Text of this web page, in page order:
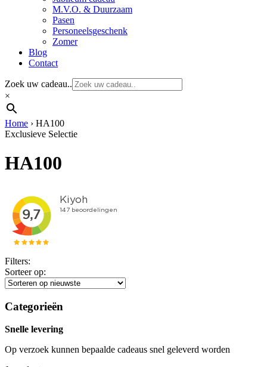
M.V.O. & Duurzaam
Pasen
Personeelsgeschenk
Zomer
Blog
Contact
Zoek uw cadeau..
×
Home › HA100
Exclusieve Selectie
HA100
Filters:
Sorteer op:
Categorieën
Snelle levering
Op verzoek kunnen bepaalde cadeaus snel geleverd worden